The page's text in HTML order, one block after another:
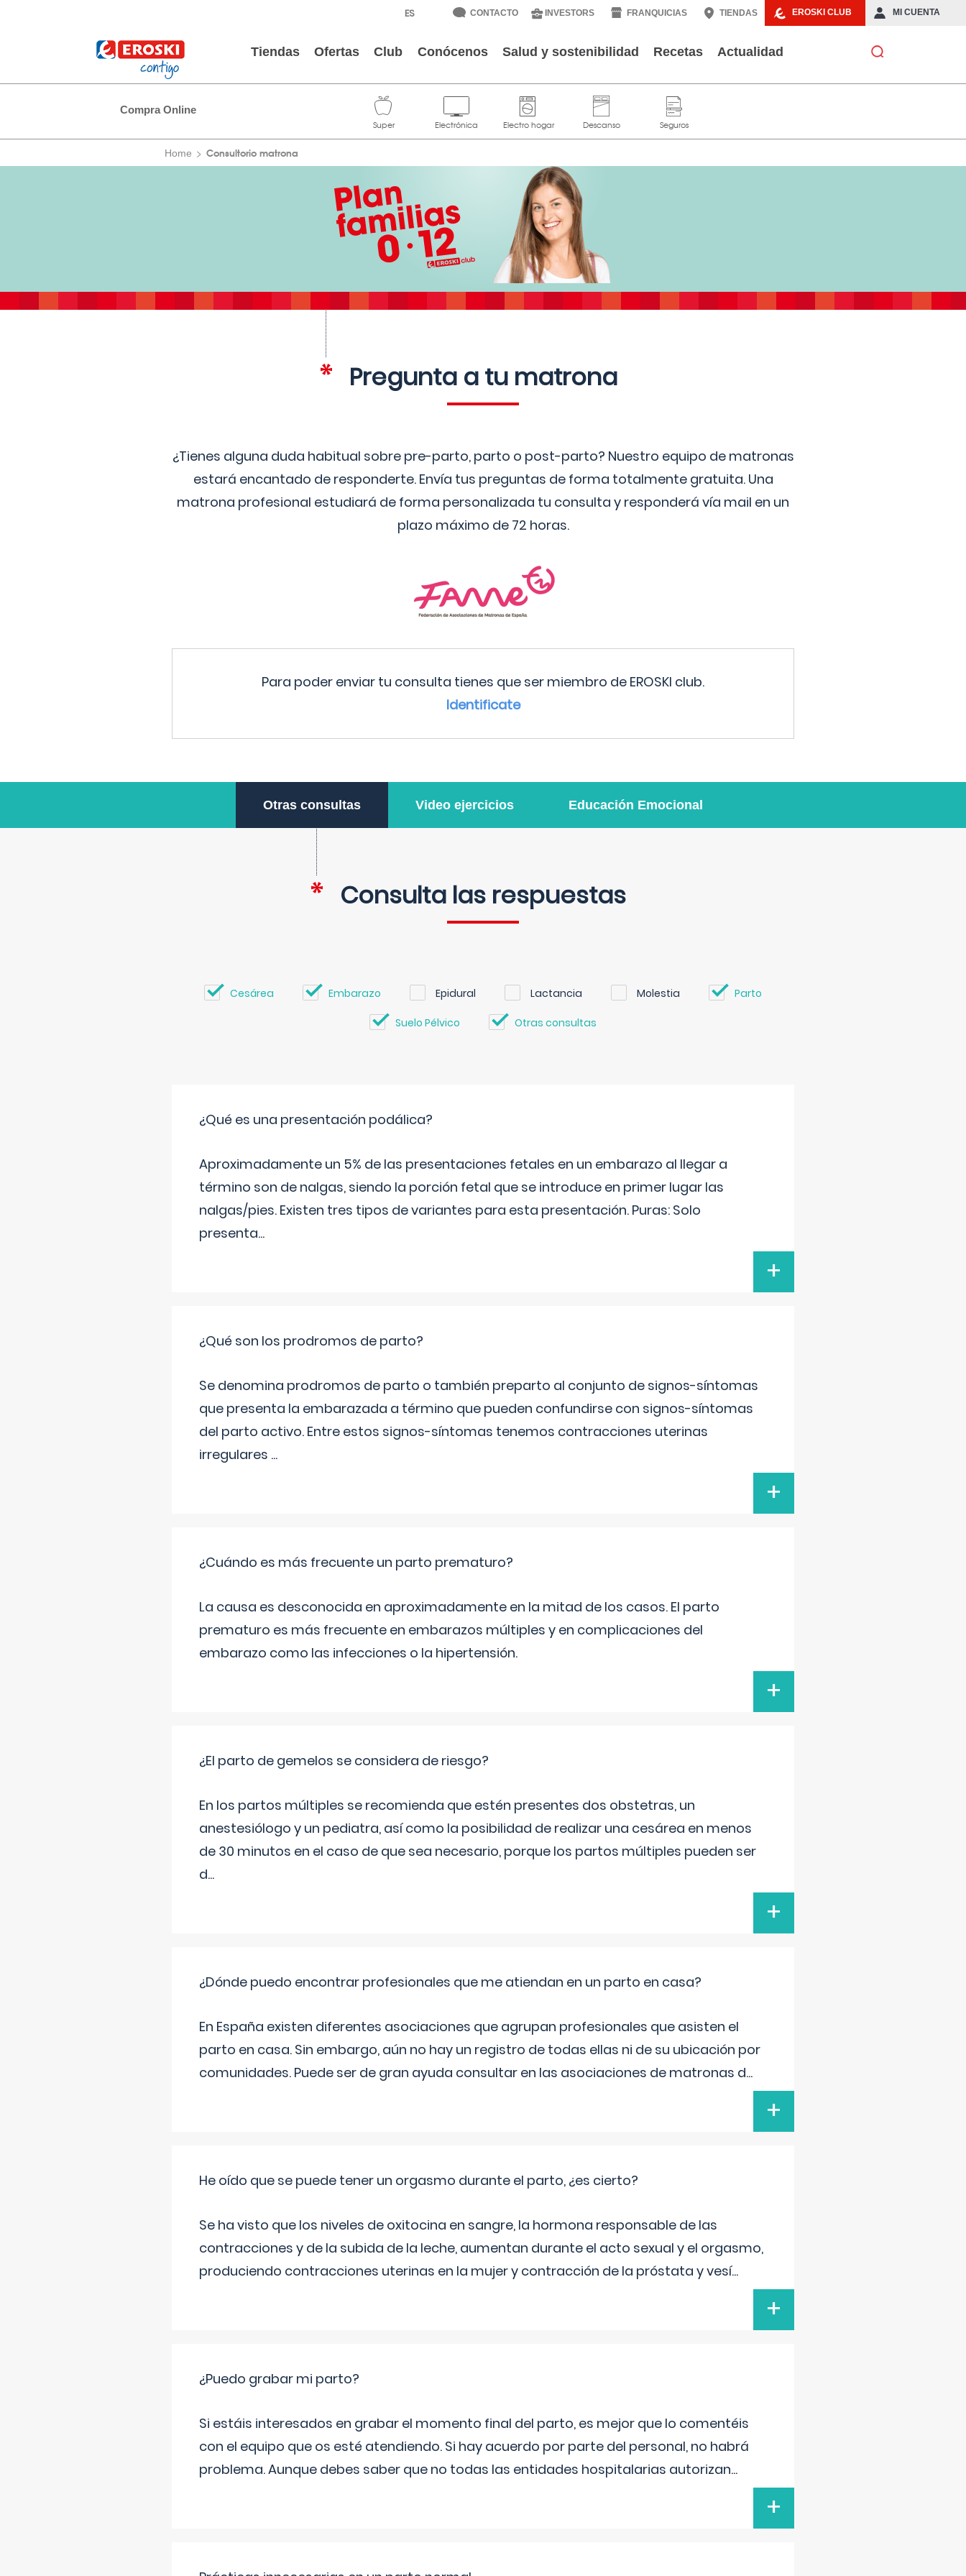
EROSKI CLUB MI CUENTA
CONTACTO INVESTORS FRANQUICIAS TIENDAS
Tiendas Ofertas Club Conócenos Salud y sostenibilidad Recetas Actualidad
Compra Online
Home Consultorio matrona
Pregunta a tu matrona
¿Tienes alguna duda habitual sobre pre-parto, parto o post-parto? Nuestro equipo de matronas
estará encantado de responderte. Envía tus preguntas de forma totalmente gratuita. Una
matrona profesional estudiará de forma personalizada tu consulta y responderá vía mail en un
plazo máximo de 72 horas.
Para poder enviar tu consulta tienes que ser miembro de EROSKI club.
Identificate
Otras consultas Video ejercicios Educación Emocional
Consulta las respuestas
Cesárea Embarazo Epidural Lactancia Molestia Parto
Suelo Pélvico Otras consultas
¿Qué es una presentación podálica?
Aproximadamente un 5% de las presentaciones fetales en un embarazo al llegar a
término son de nalgas, siendo la porción fetal que se introduce en primer lugar las
nalgas/pies. Existen tres tipos de variantes para esta presentación. Puras: Solo
presenta...
+
¿Qué son los prodromos de parto?
Se denomina prodromos de parto o también preparto al conjunto de signos-síntomas
que presenta la embarazada a término que pueden confundirse con signos-síntomas
del parto activo. Entre estos signos-síntomas tenemos contracciones uterinas
irregulares ...
+
¿Cuándo es más frecuente un parto prematuro?
La causa es desconocida en aproximadamente en la mitad de los casos. El parto
prematuro es más frecuente en embarazos múltiples y en complicaciones del
embarazo como las infecciones o la hipertensión.
+
¿El parto de gemelos se considera de riesgo?
En los partos múltiples se recomienda que estén presentes dos obstetras, un
anestesiólogo y un pediatra, así como la posibilidad de realizar una cesárea en menos
de 30 minutos en el caso de que sea necesario, porque los partos múltiples pueden ser
d...
+
¿Dónde puedo encontrar profesionales que me atiendan en un parto en casa?
En España existen diferentes asociaciones que agrupan profesionales que asisten el
parto en casa. Sin embargo, aún no hay un registro de todas ellas ni de su ubicación por
comunidades. Puede ser de gran ayuda consultar en las asociaciones de matronas d...
+
He oído que se puede tener un orgasmo durante el parto, ¿es cierto?
Se ha visto que los niveles de oxitocina en sangre, la hormona responsable de las
contracciones y de la subida de la leche, aumentan durante el acto sexual y el orgasmo,
produciendo contracciones uterinas en la mujer y contracción de la próstata y vesí...
+
¿Puedo grabar mi parto?
Si estáis interesados en grabar el momento final del parto, es mejor que lo comentéis
con el equipo que os esté atendiendo. Si hay acuerdo por parte del personal, no habrá
problema. Aunque debes saber que no todas las entidades hospitalarias autorizan...
+